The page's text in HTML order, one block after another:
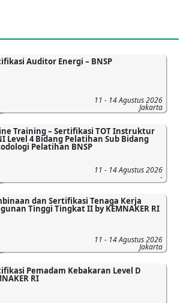
Auditor Energi – BNSP
11 - 14 Agustus 2026
Jakarta
Training – Sertifikasi TOT Instruktur
Level 4 Bidang Pelatihan Sub Bidang
Pelatihan BNSP
11 - 14 Agustus 2026
-
dan Sertifikasi Tenaga Kerja
Tinggi Tingkat II by KEMNAKER RI
11 - 14 Agustus 2026
Jakarta
Pemadam Kebakaran Level D
RI